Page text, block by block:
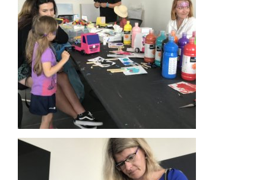
Projektové dny pro školy – Kreativní akční
autíčková dílna – OP JAK
Ukázka ZŠ: Vejrostova Brno – Bystrc
Ukázka: SŠ: Cichnova Brno